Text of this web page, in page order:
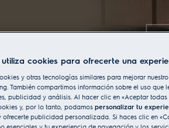
utiliza cookies para ofrecerte una
y otras tecnologías similares para mejorar
También compartimos información sobre el uso que
publicidad y análisis. Al hacer clic en «Aceptar
y, por lo tanto, podamos personalizar tu
ofrecerte publicidad personalizada. Si haces clic en